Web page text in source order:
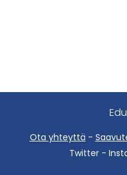
Ota yhteyttä -
Twitter -